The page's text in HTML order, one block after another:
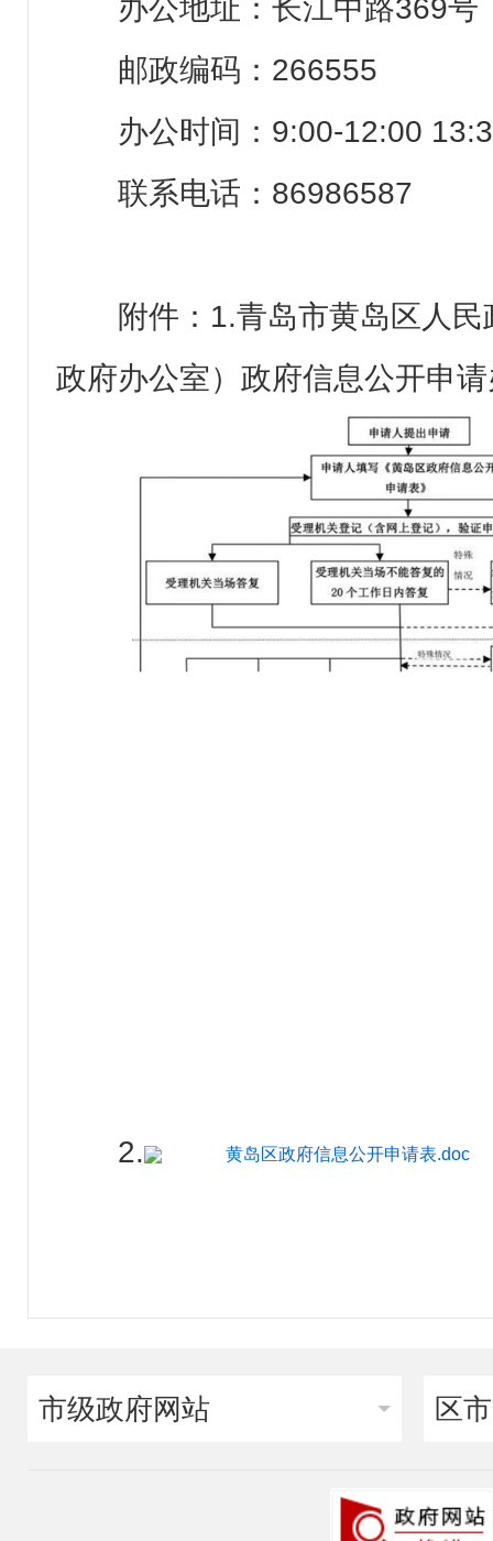
办公地址：长江中路369号
邮政编码：266555
办公时间：9:00-12:00
联系电话：86986587
附件：1.青岛市黄岛区人
政府办公室）政府信息公开申
2. 黄岛区政府信息公开申请表.doc
市级政府网站 区